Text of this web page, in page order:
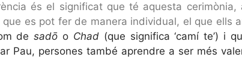
és el significat que té aquesta
es pot fer de manera individual, el que ells
de sadō o Chad (que significa ‘camí te’) i
Pau, persones també aprendre a ser més